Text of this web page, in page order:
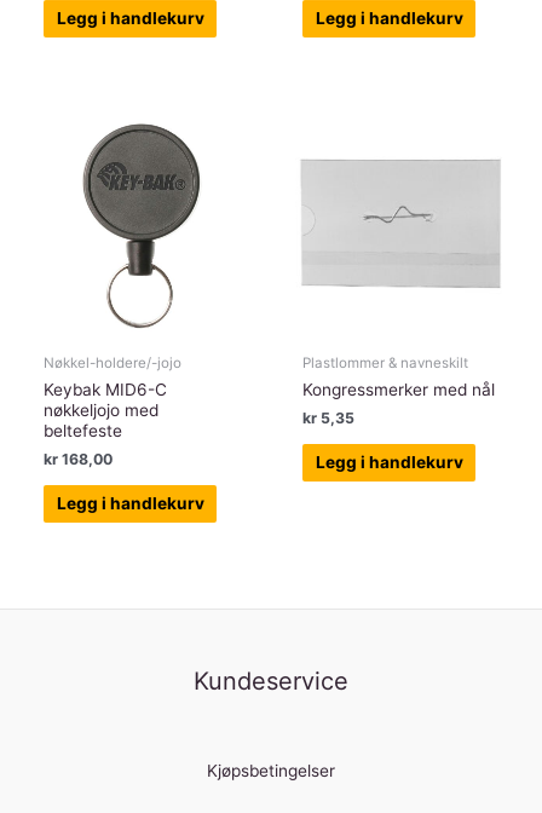
Legg i handlekurv Legg i handlekurv
Nøkkel-holdere/-jojo
Keybak MID6-C
nøkkeljojo med
beltefeste
kr 168,00
Legg i handlekurv
Plastlommer & navneskilt
Kongressmerker med nål
kr 5,35
Legg i handlekurv
Kundeservice
Kjøpsbetingelser